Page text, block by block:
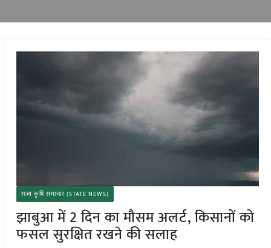
राज्य कृषि समाचार (STATE NEWS)
झाबुआ में 2 दिन का मौसम अलर्ट, किसानों को
फसल सुरक्षित रखने की सलाह